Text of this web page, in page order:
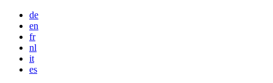
de
en
fr
nl
it
es